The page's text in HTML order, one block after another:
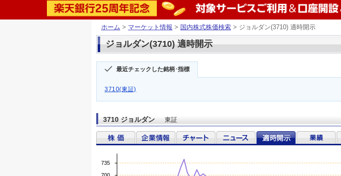
ホーム > マーケット情報 > 国内株式株価検索 > ジョルダン(3710) 適時開示
ジョルダン(3710) 適時開示
最近チェックした銘柄･指標
3710(東証)
3710 ジョルダン 東証